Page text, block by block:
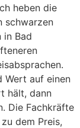
heben die
schwarzen
in Bad
Wert auf einen
hält, dann
Die Fachkräfte
dem Preis,